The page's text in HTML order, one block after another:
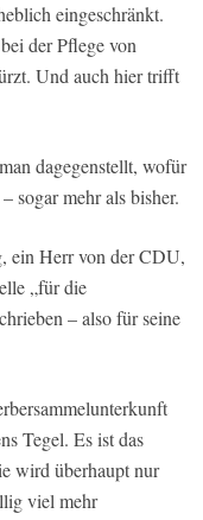
eingeschränkt.
der Pflege von
Und auch hier trifft
dagegenstellt, wofür
sogar mehr als bisher.
ein Herr von der CDU,
„für die
– also für seine
Tegel. Es ist das
wird überhaupt nur
viel mehr